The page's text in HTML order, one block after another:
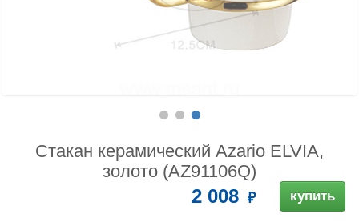
Стакан керамический Azario ELVIA,
золото (AZ91106Q)
2 008 купить